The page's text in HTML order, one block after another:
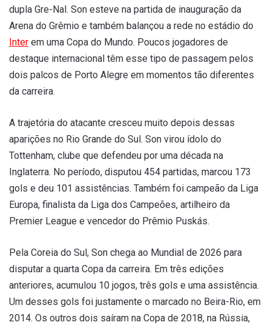
dupla Gre-Nal. Son esteve na partida de inauguração da
Arena do Grêmio e também balançou a rede no estádio do
Inter em uma Copa do Mundo. Poucos jogadores de
destaque internacional têm esse tipo de passagem pelos
dois palcos de Porto Alegre em momentos tão diferentes
da carreira.
A trajetória do atacante cresceu muito depois dessas
aparições no Rio Grande do Sul. Son virou ídolo do
Tottenham, clube que defendeu por uma década na
Inglaterra. No período, disputou 454 partidas, marcou 173
gols e deu 101 assistências. Também foi campeão da Liga
Europa, finalista da Liga dos Campeões, artilheiro da
Premier League e vencedor do Prêmio Puskás.
Pela Coreia do Sul, Son chega ao Mundial de 2026 para
disputar a quarta Copa da carreira. Em três edições
anteriores, acumulou 10 jogos, três gols e uma assistência.
Um desses gols foi justamente o marcado no Beira-Rio, em
2014. Os outros dois saíram na Copa de 2018, na Rússia,